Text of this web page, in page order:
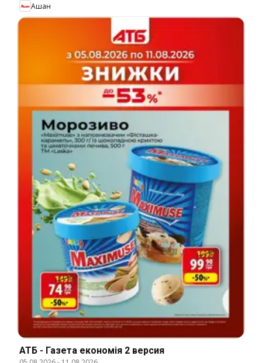
Ашан
АТБ - Газета економія 2 версия